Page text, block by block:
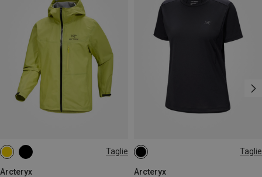
Taglie
Arcteryx
S M Taglie
Arcteryx
XS